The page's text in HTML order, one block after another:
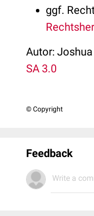
ggf.
Autor:
SA 3.0
© Copyright
Feedback
Write a